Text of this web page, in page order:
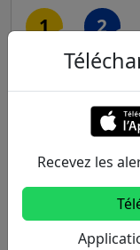
1 2
6
10
Recevez les